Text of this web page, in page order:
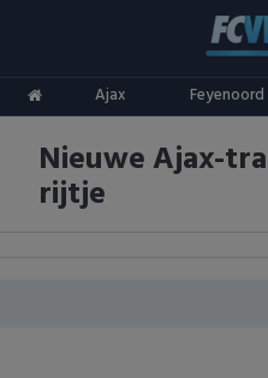
Ajax Feyenoord
ADO Den Haag
Ajax
AZ
Competities
Eredivisie
Keuken Kampioen Divisie
Oranje
Nieuwe Ajax-
rijtje